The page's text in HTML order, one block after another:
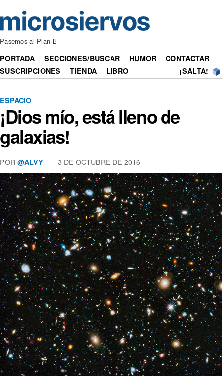
Pasemos al Plan B
PORTADA SECCIONES/BUSCAR HUMOR
CONTACTAR
SUSCRIPCIONES
TIENDA LIBRO ¡SALTA!
ESPACIO
¡Dios mío, está lleno de
galaxias!
POR @ALVY — 13 DE OCTUBRE DE 2016